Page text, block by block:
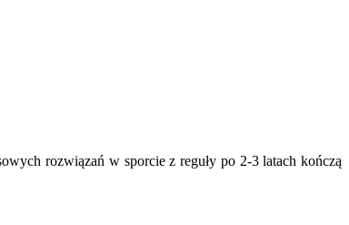
rozwiązań w sporcie z reguły po 2-3 latach kończą